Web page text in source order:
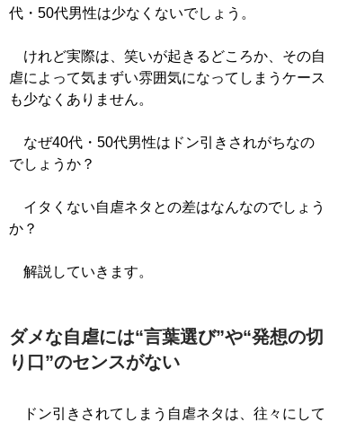
代・50代男性は少なくないでしょう。
けれど実際は、笑いが起きるどころか、その自
虐によって気まずい雰囲気になってしまうケース
も少なくありません。
なぜ40代・50代男性はドン引きされがちなの
でしょうか？
イタくない自虐ネタとの差はなんなのでしょう
か？
解説していきます。
ダメな自虐には“言葉選び”や“発想の切
り口”のセンスがない
ドン引きされてしまう自虐ネタは、往々にして